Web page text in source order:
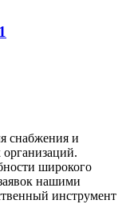
снабжения и
широкого
нашими
инструмент